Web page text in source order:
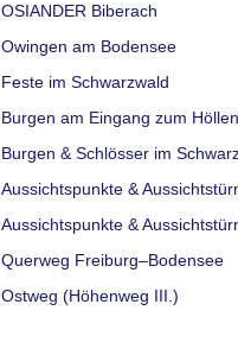
OSIANDER Biberach
Owingen am Bodensee
Feste im Schwarzwald
Burgen am Eingang zum
Burgen & Schlösser im
Aussichtspunkte &
Aussichtspunkte &
Querweg Freiburg–Bodensee
Ostweg (Höhenweg III.)